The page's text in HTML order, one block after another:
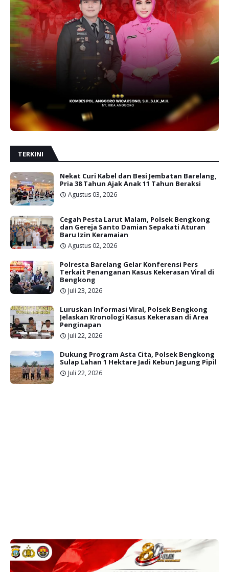
TERKINI
Nekat Curi Kabel dan Besi Jembatan Barelang,
Pria 38 Tahun Ajak Anak 11 Tahun Beraksi
Agustus 03, 2026
Cegah Pesta Larut Malam, Polsek Bengkong
dan Gereja Santo Damian Sepakati Aturan
Baru Izin Keramaian
Agustus 02, 2026
Polresta Barelang Gelar Konferensi Pers
Terkait Penanganan Kasus Kekerasan Viral di
Bengkong
Juli 23, 2026
Luruskan Informasi Viral, Polsek Bengkong
Jelaskan Kronologi Kasus Kekerasan di Area
Penginapan
Juli 22, 2026
Dukung Program Asta Cita, Polsek Bengkong
Sulap Lahan 1 Hektare Jadi Kebun Jagung Pipil
Juli 22, 2026